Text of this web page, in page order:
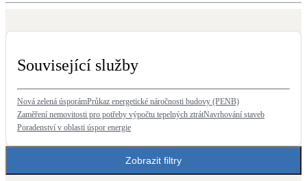
Solární ohřev vody
Tepelná čerpadla
Zateplení
Související služby
Nová zelená úsporámPrůkaz energetické náročnosti budovy (PENB)
Zaměření nemovitosti pro potřeby výpočtu tepelných ztrátNavrhování staveb
Poradenství v oblasti úspor energie
Zobrazit filtry